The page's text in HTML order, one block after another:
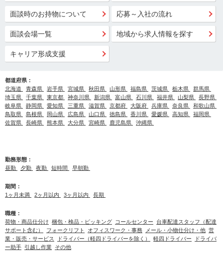
面談時のお持物について 応募～入社の流れ
面談会場一覧 地域から求人情報を探す
キャリア形成支援
都道府県：
北海道
青森県 岩手県 宮城県 秋田県 山形県 福島県 茨城県 栃木県
群馬県
埼玉県
千葉県 東京都 神奈川県 新潟県 富山県 石川県 福井県 山梨県
長野県
岐阜県
静岡県 愛知県 三重県 滋賀県 京都府 大阪府 兵庫県 奈良県
和歌山県
鳥取県
島根県 岡山県 広島県 山口県 徳島県 香川県 愛媛県 高知県
福岡県
佐賀県
長崎県 熊本県 大分県 宮崎県 鹿児島県 沖縄県
勤務形態：
昼勤
夕勤 夜勤 短時間 早朝勤
期間：
1ヶ月未満
2ヶ月以内 3ヶ月以内 長期
職種：
荷物・商品仕分け 梱包・検品・ピッキング コールセンター
台車配達スタッフ（配達
サポート含む）
フォークリフト オフィスワーク・事務 メール・小物仕分け・他 営
業・販売・サービス
ドライバー（軽四ドライバーを除く） 軽四ドライバー
ドライバ
ー助手 引越し作業 その他